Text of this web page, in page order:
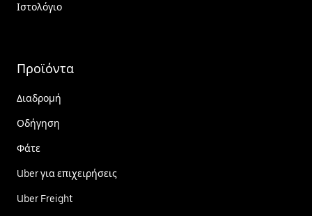
Ιστολόγιο
Προϊόντα
Διαδρομή
Οδήγηση
Φάτε
Uber για επιχειρήσεις
Uber Freight